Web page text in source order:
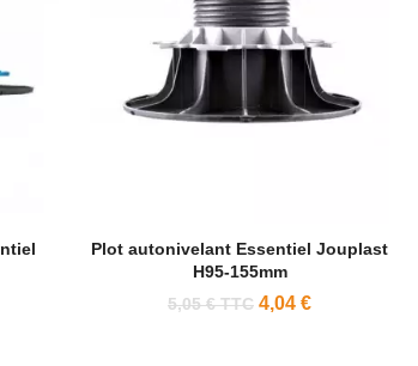
Plot autonivelant Essentiel Jouplast
H95-155mm
5,05 € TTC 4,04 €